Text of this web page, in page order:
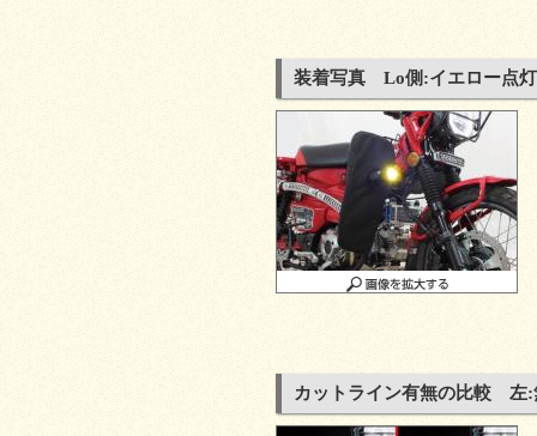
装着写真 Lo側:イエロー点灯
カットライン有無の比較 左: